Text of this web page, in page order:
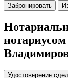
Забронировать
Удостоверение